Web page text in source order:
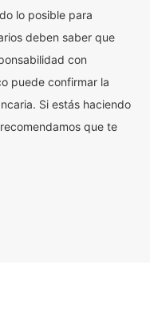
lo posible para
deben saber que
con
puede confirmar la
Si estás haciendo
que te